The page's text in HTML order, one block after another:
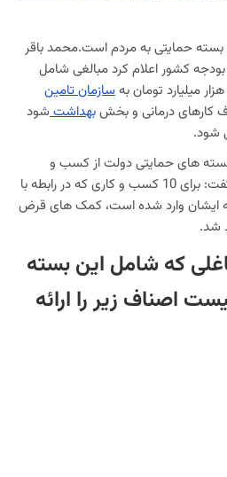
بسته حمایتی به مردم است.محمد باقر
کشور اعلام کرد مبالغی شامل
سازمان تامین
کارهای درمانی و بخشبهداشتشود
شود.
بسته های حمایتی دولت از کسب و
کارهای ضعیف و آسیب پذیر گفت: برای 10 کسب و کاری که در رابطه با
ایشان وارد شده است، کمک های قرض
شد.
که شامل این بسته
اصناف زیر را ارائه